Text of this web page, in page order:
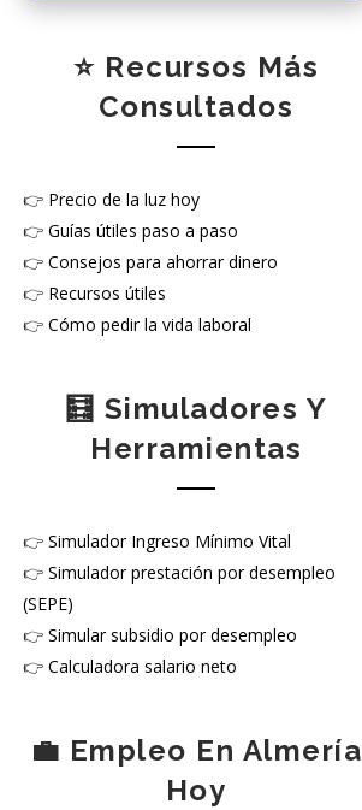
⭐ Recursos Más
Consultados
👉 Precio de la luz hoy
👉 Guías útiles paso a paso
👉 Consejos para ahorrar dinero
👉 Recursos útiles
👉 Cómo pedir la vida laboral
🧮 Simuladores Y
Herramientas
👉 Simulador Ingreso Mínimo Vital
👉 Simulador prestación por desempleo
(SEPE)
👉 Simular subsidio por desempleo
👉 Calculadora salario neto
💼 Empleo En Almería
Hoy